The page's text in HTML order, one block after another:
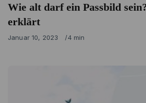
Wie alt darf ein Passbild
erklärt
Published
Januar 10, 2023 4 min